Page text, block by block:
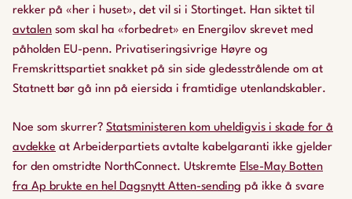
rekker på «her i huset», det vil si i Stortinget. Han siktet til
avtalen som skal ha «forbedret» en Energilov skrevet med
påholden EU-penn. Privatiseringsivrige Høyre og
Fremskrittspartiet snakket på sin side gledesstrålende om at
Statnett bør gå inn på eiersida i framtidige utenlandskabler.
Noe som skurrer? Statsministeren kom uheldigvis i skade for å
avdekke at Arbeiderpartiets avtalte kabelgaranti ikke gjelder
for den omstridte NorthConnect. Utskremte Else-May Botten
fra Ap brukte en hel Dagsnytt Atten-sending på ikke å svare